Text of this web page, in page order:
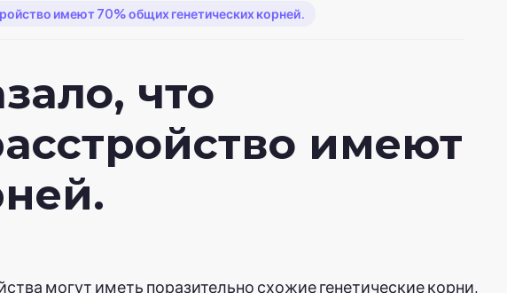
имеют 70% общих генетических корней.
что
имеют
могут иметь поразительно схожие генетические корни.